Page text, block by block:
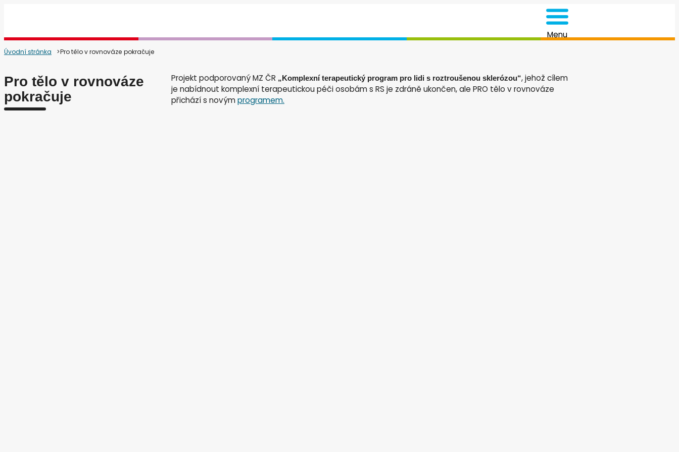
Menu
Úvodní stránka Pro tělo v rovnováze pokračuje
Pro tělo v rovnováze
pokračuje
Projekt podporovaný MZ ČR „Komplexní terapeutický program pro lidi s roztroušenou sklerózou“, jehož cílem
je nabídnout komplexní terapeutickou péči osobám s RS je zdráně ukončen, ale PRO tělo v rovnováze
přichází s novýmprogramem.